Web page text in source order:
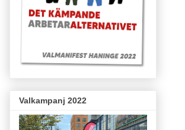
Valkampanj 2022